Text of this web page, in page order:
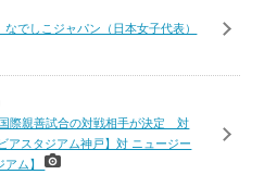
しこジャパン（日本女子代表）
際親善試合の対戦相手が決定 対
アスタジアム神戸】対 ニュージー
アム】